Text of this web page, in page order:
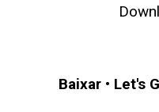
Baixar• Let's